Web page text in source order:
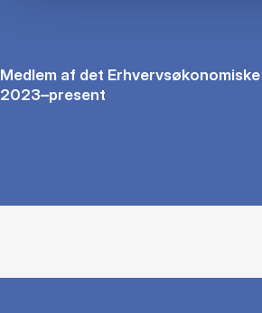
Medlem af det Erhvervsøkonomiske
2023–present